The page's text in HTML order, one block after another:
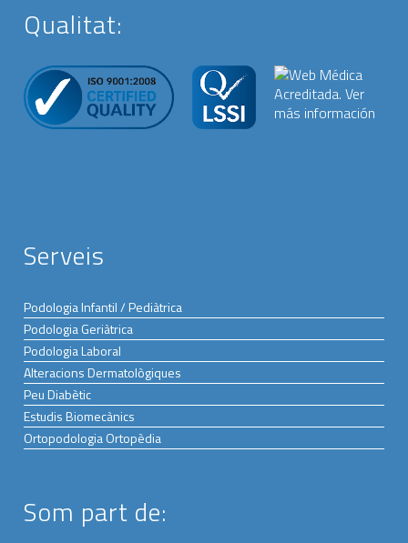
Qualitat:
Serveis
Podologia Infantil / Pediàtrica
Podologia Geriàtrica
Podologia Laboral
Alteracions Dermatològiques
Peu Diabètic
Estudis Biomecànics
Ortopodologia Ortopèdia
Som part de: